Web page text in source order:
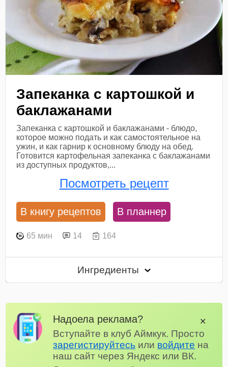
Запеканка с картошкой и
баклажанами
Запеканка с картошкой и баклажанами - блюдо,
которое можно подать и как самостоятельное на
ужин, и как гарнир к основному блюду на обед.
Готовится картофельная запеканка с баклажанами
из доступных продуктов,...
Посмотреть рецепт
В книгу рецептов В планнер
65 мин 14 164
Ингредиенты
Надоела реклама?
Вступайте в клуб Аймкук. Просто
зарегистируйтесь или войдите на
наш сайт через Яндекс или ВК.
✕